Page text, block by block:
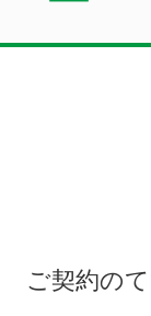
ご契約の